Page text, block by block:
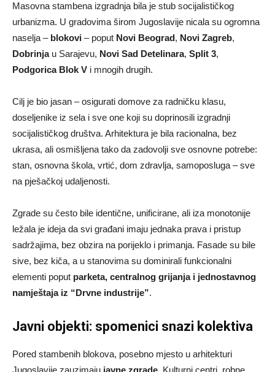
Masovna stambena izgradnja bila je stub socijalističkog
urbanizma. U gradovima širom Jugoslavije nicala su ogromna
naselja – blokovi – poput Novi Beograd, Novi Zagreb,
Dobrinjau Sarajevu, Novi Sad Detelinara, Split 3,
Podgorica Blok V i mnogih drugih.
Cilj je bio jasan – osigurati domove za radničku klasu,
doseljenike iz sela i sve one koji su doprinosili izgradnji
socijalističkog društva. Arhitektura je bila racionalna, bez
ukrasa, ali osmišljena tako da zadovolji sve osnovne potrebe:
stan, osnovna škola, vrtić, dom zdravlja, samoposluga – sve
na pješačkoj udaljenosti.
Zgrade su često bile identične, unificirane, ali iza monotonije
ležala je ideja da svi građani imaju jednaka prava i pristup
sadržajima, bez obzira na porijeklo i primanja. Fasade su bile
sive, bez kiča, a u stanovima su dominirali funkcionalni
elementi poput parketa, centralnog grijanja i jednostavnog
namještaja iz “Drvne industrije”.
Javni objekti: spomenici snazi kolektiva
Pored stambenih blokova, posebno mjesto u arhitekturi